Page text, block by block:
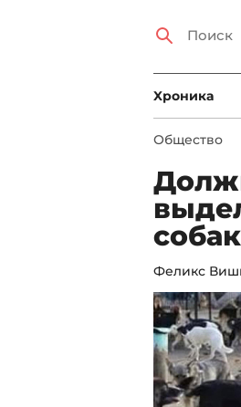
Xроника
Общество
собак
Феликс